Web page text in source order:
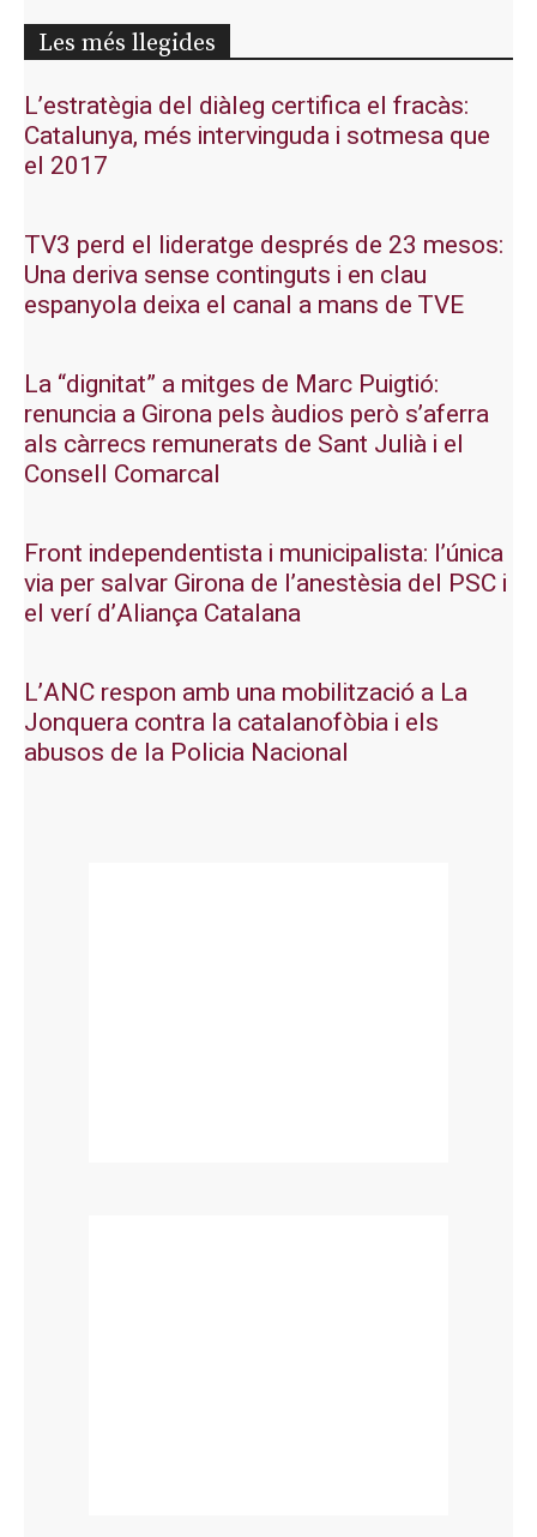
Les més llegides
L’estratègia del diàleg certifica el fracàs:
Catalunya, més intervinguda i sotmesa que
el 2017
TV3 perd el lideratge després de 23 mesos:
Una deriva sense continguts i en clau
espanyola deixa el canal a mans de TVE
La “dignitat” a mitges de Marc Puigtió:
renuncia a Girona pels àudios però s’aferra
als càrrecs remunerats de Sant Julià i el
Consell Comarcal
Front independentista i municipalista: l’única
via per salvar Girona de l’anestèsia del PSC i
el verí d’Aliança Catalana
L’ANC respon amb una mobilització a La
Jonquera contra la catalanofòbia i els
abusos de la Policia Nacional